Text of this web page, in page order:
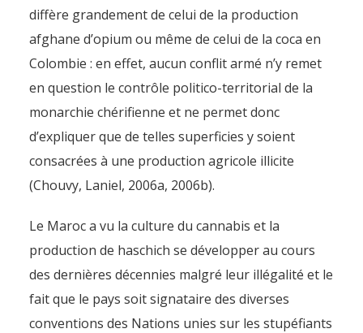
diffère grandement de celui de la production
afghane d’opium ou même de celui de la coca en
Colombie : en effet, aucun conflit armé n’y remet
en question le contrôle politico-territorial de la
monarchie chérifienne et ne permet donc
d’expliquer que de telles superficies y soient
consacrées à une production agricole illicite
(Chouvy, Laniel, 2006a, 2006b).
Le Maroc a vu la culture du cannabis et la
production de haschich se développer au cours
des dernières décennies malgré leur illégalité et le
fait que le pays soit signataire des diverses
conventions des Nations unies sur les stupéfiants